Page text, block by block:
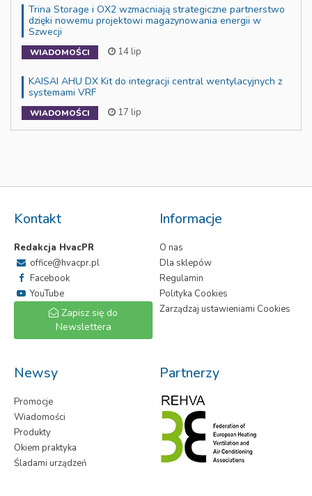
Trina Storage i OX2 wzmacniają strategiczne partnerstwo
dzięki nowemu projektowi magazynowania energii w
Szwecji
WIADOMOŚCI 14 lip
KAISAI AHU DX Kit do integracji central wentylacyjnych z
systemami VRF
WIADOMOŚCI 17 lip
Kontakt
Redakcja HvacPR
office@hvacpr.pl
Facebook
YouTube
Zapisz się do
Newslettera
Informacje
O nas
Dla sklepów
Regulamin
Polityka Cookies
Zarządzaj ustawieniami Cookies
Newsy
Promocje
Wiadomości
Produkty
Okiem praktyka
Śladami urządzeń
Partnerzy